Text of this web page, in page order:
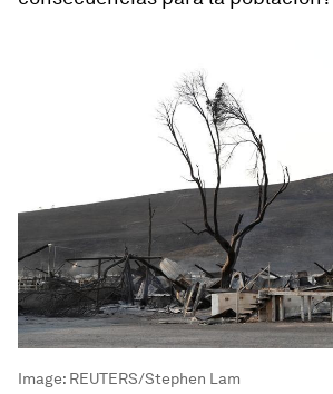
Image: REUTERS/Stephen Lam